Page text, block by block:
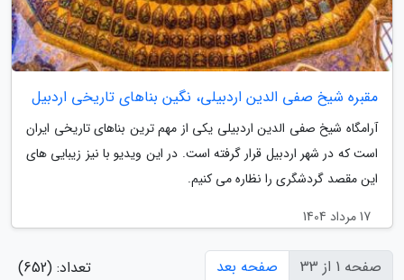
مقبره شیخ صفی الدین اردبیلی، نگین بناهای تاریخی اردبیل
آرامگاه شیخ صفی الدین اردبیلی یکی از مهم ترین بناهای تاریخی ایران
است که در شهر اردبیل قرار گرفته است. در این ویدیو با نیز زیبایی های
این مقصد گردشگری را نظاره می کنیم.
17 مرداد 1404
صفحه 1 از 33 صفحه بعد تعداد: (652)